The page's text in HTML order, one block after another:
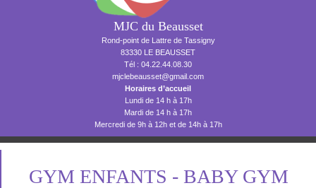
MJC du Beausset
Rond-point de Lattre de Tassigny
83330 LE BEAUSSET
Tél : 04.22.44.08.30
mjclebeausset@gmail.com
Horaires d’accueil
Lundi de 14 h à 17h
Mardi de 14 h à 17h
Mercredi de 9h à 12h et de 14h à 17h
GYM ENFANTS - BABY GYM